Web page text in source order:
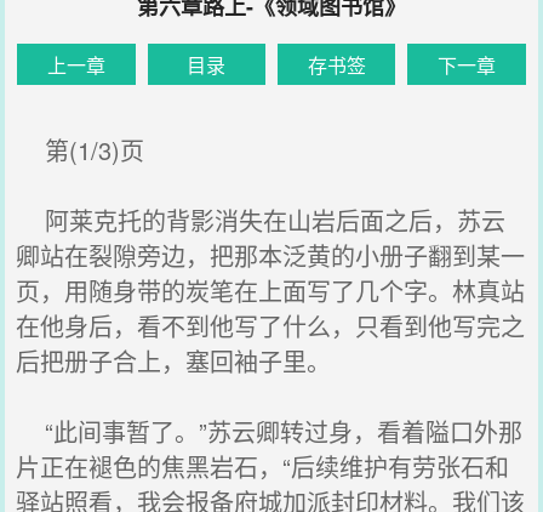
上一章 目录 存书签 下一章
第(1/3)页
阿莱克托的背影消失在山岩后面之后，苏云
卿站在裂隙旁边，把那本泛黄的小册子翻到某一
页，用随身带的炭笔在上面写了几个字。林真站
在他身后，看不到他写了什么，只看到他写完之
后把册子合上，塞回袖子里。
“此间事暂了。”苏云卿转过身，看着隘口外那
片正在褪色的焦黑岩石，“后续维护有劳张石和
驿站照看，我会报备府城加派封印材料。我们该